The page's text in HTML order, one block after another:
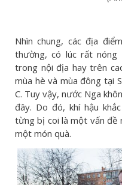
Nhìn chung, các địa
thường, có lúc rất
trong nội địa hay trên
mùa hè và mùa đông tại
C. Tuy vậy, nước Nga
đây. Do đó, khí hậu
từng bị coi là một vấn đề
một món quà.